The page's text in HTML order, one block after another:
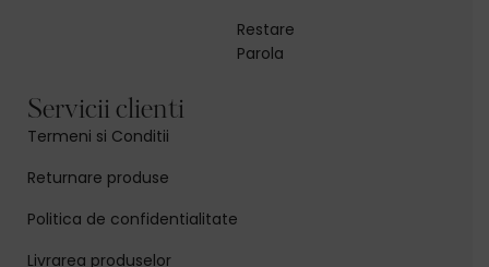
Restare
Parola
Servicii clienti
Termeni si Conditii
Returnare produse
Politica de confidentialitate
Livrarea produselor